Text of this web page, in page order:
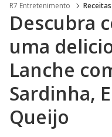
R7 Entretenimento
Descubra
uma
Lanche
Sardinha,
Queijo